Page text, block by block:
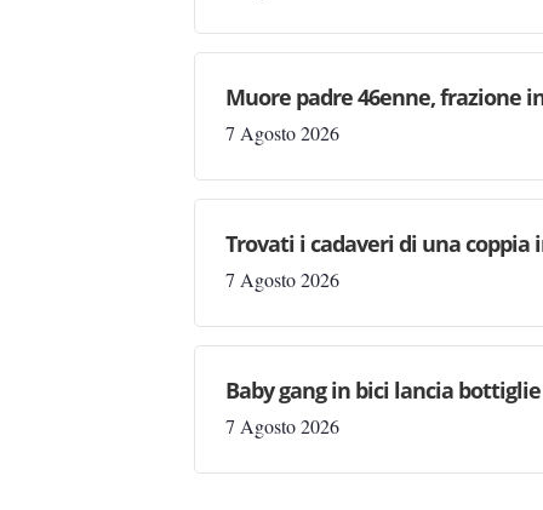
Muore padre 46enne, frazione
7 Agosto 2026
Trovati i cadaveri di una coppia
7 Agosto 2026
Baby gang in bici lancia
7 Agosto 2026